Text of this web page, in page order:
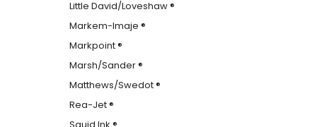
Little David/Loveshaw ®
Markem-Imaje ®
Markpoint ®
Marsh/Sander ®
Matthews/Swedot ®
Rea-Jet ®